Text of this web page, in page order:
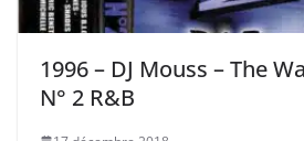
1996 – DJ Mouss ‎– The
N° 2 R&B